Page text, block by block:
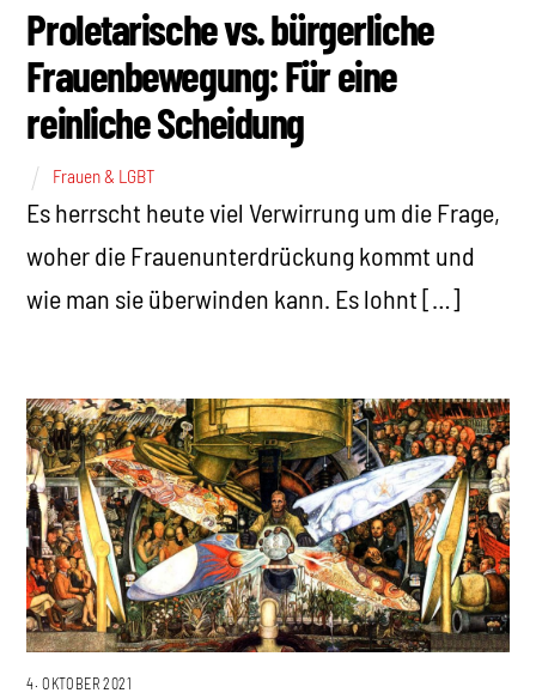
Proletarische vs. bürgerliche
Frauenbewegung: Für eine
reinliche Scheidung
Frauen & LGBT
Es herrscht heute viel Verwirrung um die Frage,
woher die Frauenunterdrückung kommt und
wie man sie überwinden kann. Es lohnt […]
4. OKTOBER 2021